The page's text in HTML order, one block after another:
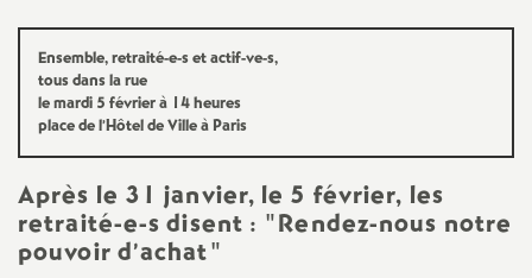
t
o
n
Ensemble, retraité-e-s et actif-ve-s,
tous dans la rue
le mardi 5 février à 14 heures
place de l’Hôtel de Ville à Paris
Après le 31 janvier, le 5 février, les
retraité-e-s disent : "Rendez-nous notre
pouvoir d’achat"